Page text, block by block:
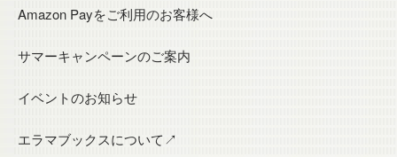
Amazon Payをご利用のお客様へ
サマーキャンペーンのご案内
イベントのお知らせ
エラマブックスについて↗